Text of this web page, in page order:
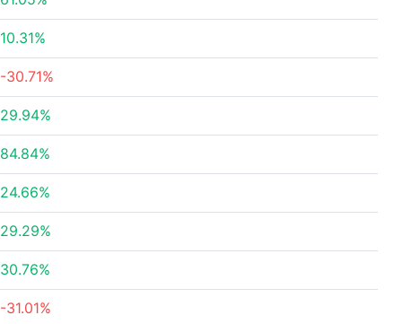
10.31%
-30.71%
29.94%
84.84%
24.66%
29.29%
30.76%
-31.01%